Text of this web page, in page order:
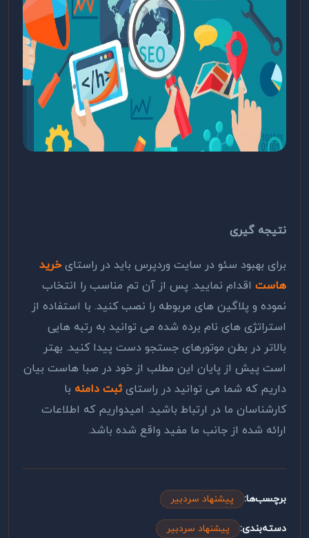
نتیجه گیری
برای بهبود سئو در سایت وردپرس باید در راستای خرید
هاست اقدام نمایید. پس از آن تم مناسب را انتخاب
نموده و پلاگین های مربوطه را نصب کنید. با استفاده از
استراتژی های نام برده شده می توانید به رتبه هایی
بالاتر در بطن موتورهای جستجو دست پیدا کنید. بهتر
است پیش از پایان این مطلب از خود در صبا هاست بیان
داریم که شما می توانید در راستایثبت دامنه با
کارشناسان ما در ارتباط باشید. امیدواریم که اطلاعات
ارائه شده از جانب ما مفید واقع شده باشد.
برچسب‌ها: پیشنهاد سردبیر
دسته‌بندی: پیشنهاد سردبیر